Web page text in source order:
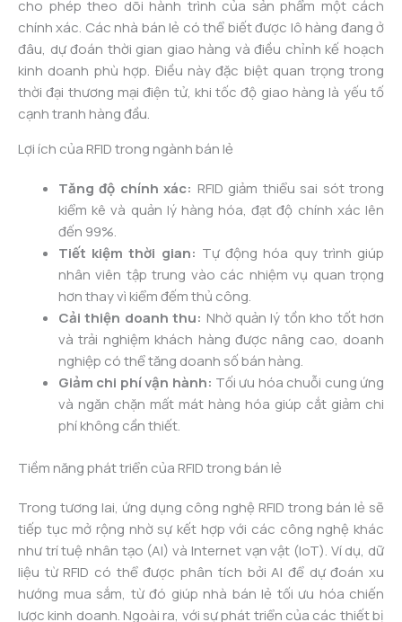
cho phép theo dõi hành trình của sản phẩm một cách
chính xác. Các nhà bán lẻ có thể biết được lô hàng đang ở
đâu, dự đoán thời gian giao hàng và điều chỉnh kế hoạch
kinh doanh phù hợp. Điều này đặc biệt quan trọng trong
thời đại thương mại điện tử, khi tốc độ giao hàng là yếu tố
cạnh tranh hàng đầu.
Lợi ích của RFID trong ngành bán lẻ
Tăng độ chính xác: RFID giảm thiểu sai sót trong
kiểm kê và quản lý hàng hóa, đạt độ chính xác lên
đến 99%.
Tiết kiệm thời gian: Tự động hóa quy trình giúp
nhân viên tập trung vào các nhiệm vụ quan trọng
hơn thay vì kiểm đếm thủ công.
Cải thiện doanh thu: Nhờ quản lý tồn kho tốt hơn
và trải nghiệm khách hàng được nâng cao, doanh
nghiệp có thể tăng doanh số bán hàng.
Giảm chi phí vận hành: Tối ưu hóa chuỗi cung ứng
và ngăn chặn mất mát hàng hóa giúp cắt giảm chi
phí không cần thiết.
Tiềm năng phát triển của RFID trong bán lẻ
Trong tương lai, ứng dụng công nghệ RFID trong bán lẻ sẽ
tiếp tục mở rộng nhờ sự kết hợp với các công nghệ khác
như trí tuệ nhân tạo (AI) và Internet vạn vật (IoT). Ví dụ, dữ
liệu từ RFID có thể được phân tích bởi AI để dự đoán xu
hướng mua sắm, từ đó giúp nhà bán lẻ tối ưu hóa chiến
lược kinh doanh. Ngoài ra, với sự phát triển của các thiết bị